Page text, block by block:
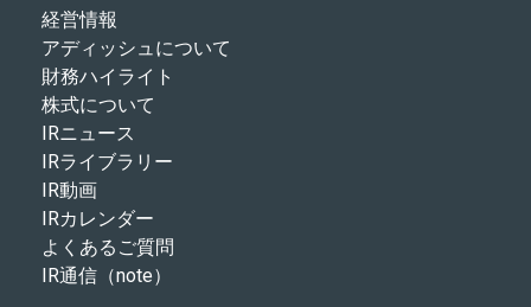
経営情報
アディッシュについて
財務ハイライト
株式について
IRニュース
IRライブラリー
IR動画
IRカレンダー
よくあるご質問
IR通信（note）